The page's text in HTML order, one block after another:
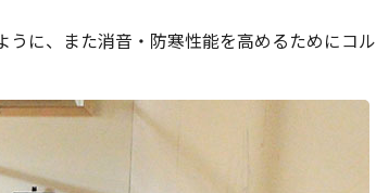
に、また消音・防寒性能を高めるためにコル